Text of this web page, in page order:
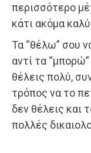
περισσότερο
κάτι ακόμα
Τα “θέλω” σου
αντί τα
θέλεις πολύ,
τρόπος να το
δεν θέλεις και
πολλές